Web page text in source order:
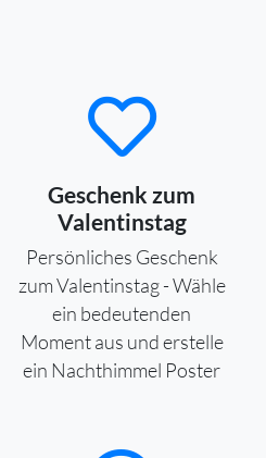
Geschenk zum
Valentinstag
Persönliches Geschenk
zum Valentinstag - Wähle
ein bedeutenden
Moment aus und erstelle
ein Nachthimmel Poster